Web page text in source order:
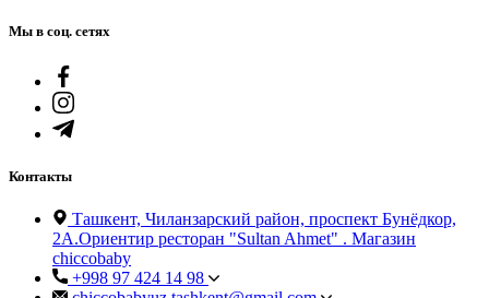
Мы в соц. сетях
Контакты
Ташкент, Чиланзарский район, проспект Бунёдкор,
2А.Ориентир ресторан "Sultan Ahmet" . Магазин
chiccobaby
+998 97 424 14 98